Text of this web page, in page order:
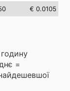
€ 0.0105
=